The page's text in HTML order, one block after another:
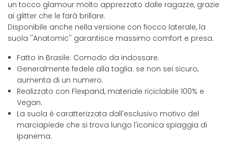
un tocco glamour molto apprezzato dalle ragazze, grazie
ai glitter che le farà brillare.
Disponibile anche nella versione con fiocco laterale, la
suola ''Anatomic'' garantisce massimo comfort e presa.
Fatto in Brasile. Comodo da indossare.
Generalmente fedele alla taglia: se non sei sicuro,
aumenta di un numero.
Realizzato con Flexpand, materiale riciclabile 100% e
Vegan.
La suola è caratterizzata dall'esclusivo motivo del
marciapiede che si trova lungo l'iconica spiaggia di
Ipanema.